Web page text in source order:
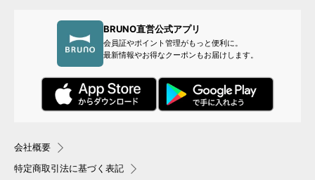
BRUNO直営公式アプリ
会員証やポイント管理がもっと便利に。
最新情報やお得なクーポンもお届けします。
会社概要
特定商取引法に基づく表記